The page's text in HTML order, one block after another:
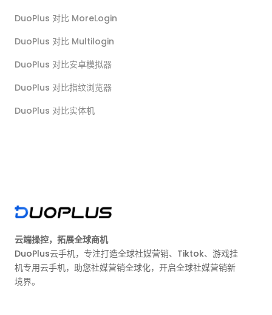
DuoPlus 对比 MoreLogin
DuoPlus 对比 Multilogin
DuoPlus 对比安卓模拟器
DuoPlus 对比指纹浏览器
DuoPlus 对比实体机
云端操控，拓展全球商机
DuoPlus云手机，专注打造全球社媒营销、Tiktok、游戏挂
机专用云手机，助您社媒营销全球化，开启全球社媒营销新
境界。